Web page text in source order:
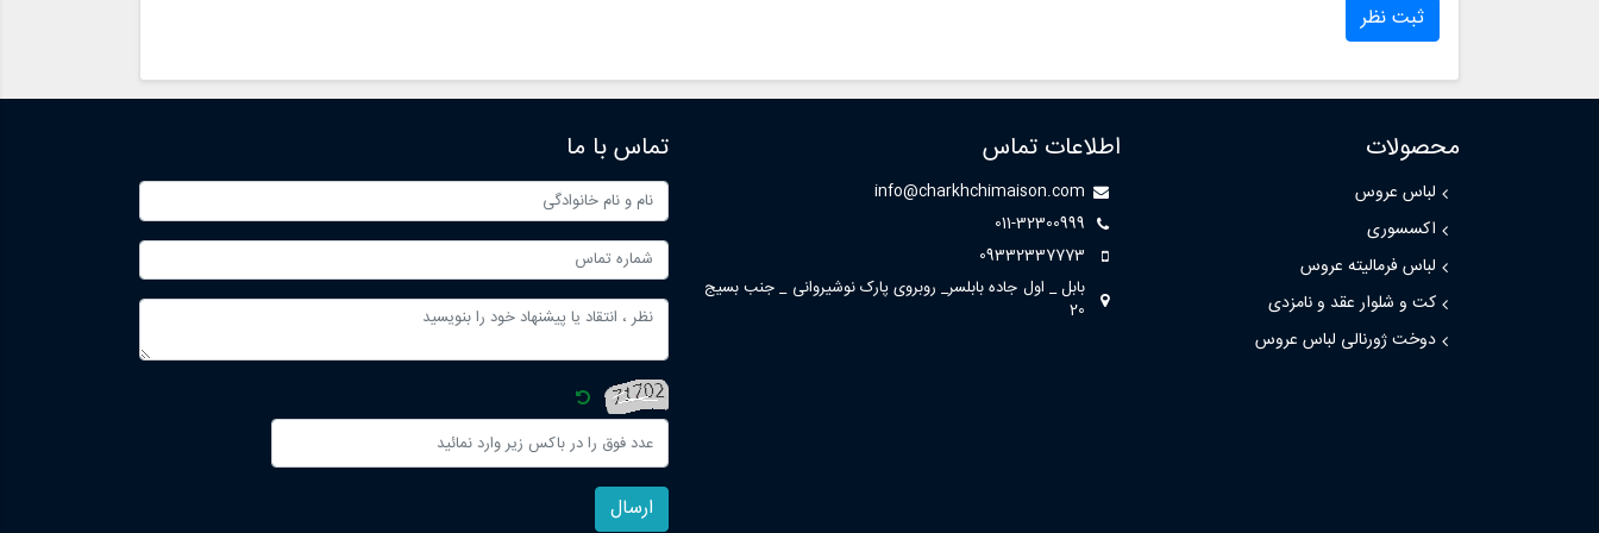
ثبت نظر
محصولات
لباس عروس
اکسسوری
لباس فرمالیته عروس
کت و شلوار عقد و نامزدی
دوخت ژورنالی لباس عروس
اطلاعات تماس
info@charkhchimaison.com
011-32300999
09332337773
بابل _ اول جاده بابلسر_ روبروی پارک نوشیروانی _ جنب بسیج
20
تماس با ما
ارسال